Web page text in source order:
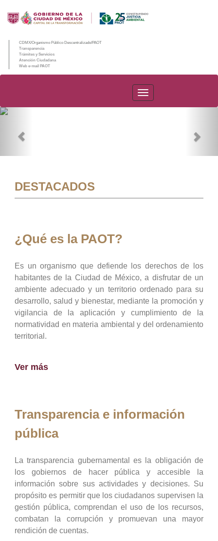
CDMX/Organismo Público Descentralizado/PAOT
Transparencia
Trámites y Servicios
Atención Ciudadana
Web e-mail PAOT
PAOT
DESTACADOS
¿Qué es la PAOT?
Es un organismo que defiende los derechos de los
habitantes de la Ciudad de México, a disfrutar de un
ambiente adecuado y un territorio ordenado para su
desarrollo, salud y bienestar, mediante la promoción y
vigilancia de la aplicación y cumplimiento de la
normatividad en materia ambiental y del ordenamiento
territorial.
Ver más
Transparencia e información
pública
La transparencia gubernamental es la obligación de
los gobiernos de hacer pública y accesible la
información sobre sus actividades y decisiones. Su
propósito es permitir que los ciudadanos supervisen la
gestión pública, comprendan el uso de los recursos,
combatan la corrupción y promuevan una mayor
rendición de cuentas.